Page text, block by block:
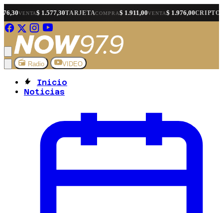
TARJETACOMPRA$ 1.911,00VENTA$ 1.976,00CRIPTOCOMPRA$
Radio VIDEO
Inicio
Noticias